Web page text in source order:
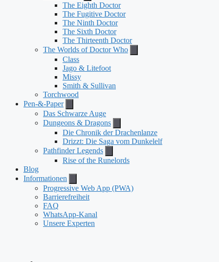
The Eighth Doctor
The Fugitive Doctor
The Ninth Doctor
The Sixth Doctor
The Thirteenth Doctor
The Worlds of Doctor Who
Class
Jago & Litefoot
Missy
Smith & Sullivan
Torchwood
Pen-&-Paper
Das Schwarze Auge
Dungeons & Dragons
Die Chronik der Drachenlanze
Drizzt: Die Saga vom Dunkelelf
Pathfinder Legends
Rise of the Runelords
Blog
Informationen
Progressive Web App (PWA)
Barrierefreiheit
FAQ
WhatsApp-Kanal
Unsere Experten